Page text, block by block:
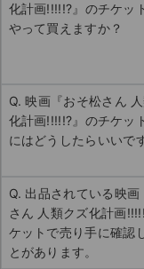
化計画!!!!!?』のチケッ
やって買えますか？
Q. 映画『おそ松さん
化計画!!!!!?』のチケッ
にはどうしたらいいで
Q. 出品されている映画
さん 人類クズ化計画
ケットで売り手に確認
とがあります。